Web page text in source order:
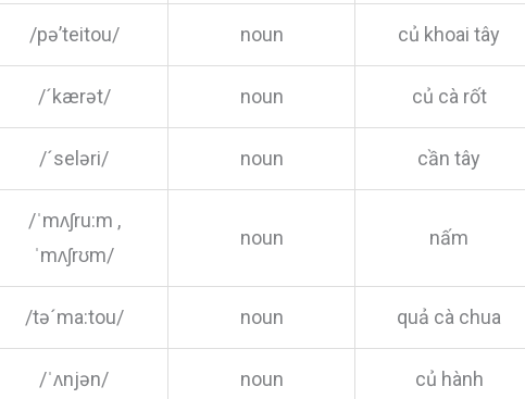
/pə’teitou/ noun củ khoai tây
/´kærət/ noun củ cà rốt
/´seləri/ noun cần tây
/ˈmʌʃru:m ,
ˈmʌʃrʊm/
noun nấm
/tə´ma:tou/ noun quả cà chua
/ˈʌnjən/ noun củ hành